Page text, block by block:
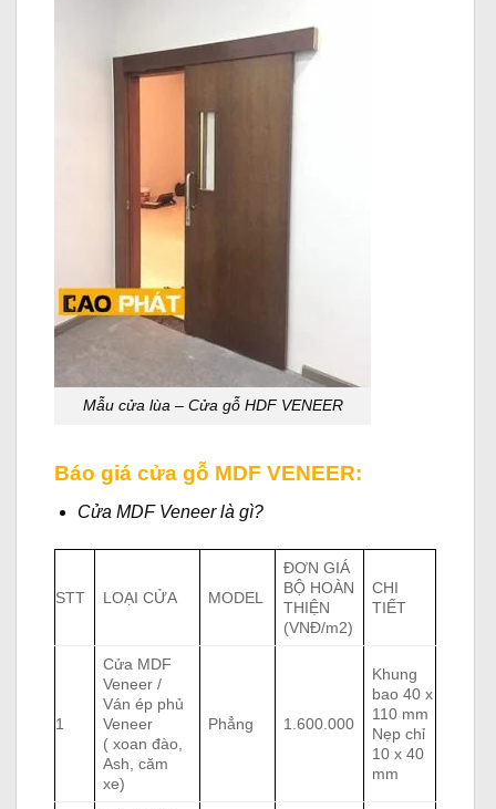
Mẫu cửa lùa– Cửa gỗ HDF VENEER
Báo giá cửa gỗ MDF VENEER:
Cửa MDF Veneer là gì?
STT LOẠI CỬA MODEL
ĐƠN GIÁ
BỘ HOÀN
THIỆN
(VNĐ/m2)
CHI
TIẾT
1
Cửa MDF
Veneer /
Ván ép phủ
Veneer
( xoan đào,
Ash, căm
xe)
Phẳng 1.600.000
Khung
bao 40 x
110 mm
Nẹp chỉ
10 x 40
mm